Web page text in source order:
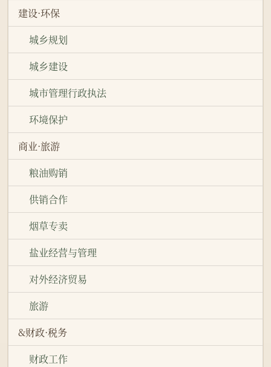
建设·环保
城乡规划
城乡建设
城市管理行政执法
环境保护
商业·旅游
粮油购销
供销合作
烟草专卖
盐业经营与管理
对外经济贸易
旅游
&财政·税务
财政工作